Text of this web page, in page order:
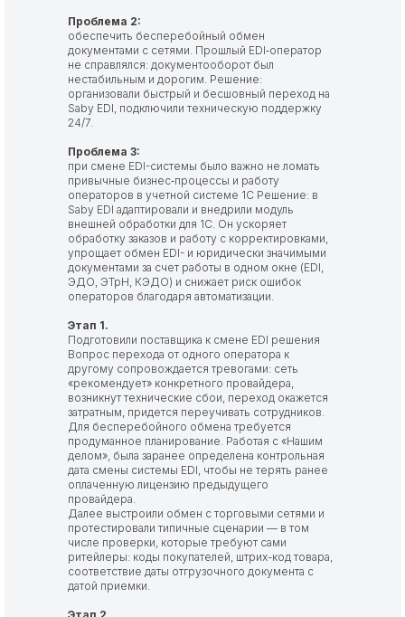
Проблема 2:
обеспечить бесперебойный обмен
документами с сетями. Прошлый EDI‑оператор
не справлялся: документооборот был
нестабильным и дорогим. Решение:
организовали быстрый и бесшовный переход на
Saby EDI, подключили техническую поддержку
24/7.
Проблема 3:
при смене EDI-системы было важно не ломать
привычные бизнес‑процессы и работу
операторов в учетной системе 1С Решение: в
Saby EDI адаптировали и внедрили модуль
внешней обработки для 1С. Он ускоряет
обработку заказов и работу с корректировками,
упрощает обмен EDI- и юридически значимыми
документами за счет работы в одном окне (EDI,
ЭДО, ЭТрН, КЭДО) и снижает риск ошибок
операторов благодаря автоматизации.
Этап 1.
Подготовили поставщика к смене EDI решения
Вопрос перехода от одного оператора к
другому сопровождается тревогами: сеть
«рекомендует» конкретного провайдера,
возникнут технические сбои, переход окажется
затратным, придется переучивать сотрудников.
Для бесперебойного обмена требуется
продуманное планирование. Работая с «Нашим
делом», была заранее определена контрольная
дата смены системы EDI, чтобы не терять ранее
оплаченную лицензию предыдущего
провайдера.
Далее выстроили обмен с торговыми сетями и
протестировали типичные сценарии — в том
числе проверки, которые требуют сами
ритейлеры: коды покупателей, штрих-код товара,
соответствие даты отгрузочного документа с
датой приемки.